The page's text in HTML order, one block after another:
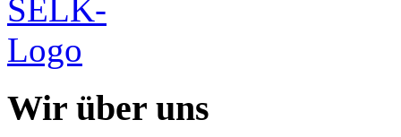
Wir über uns